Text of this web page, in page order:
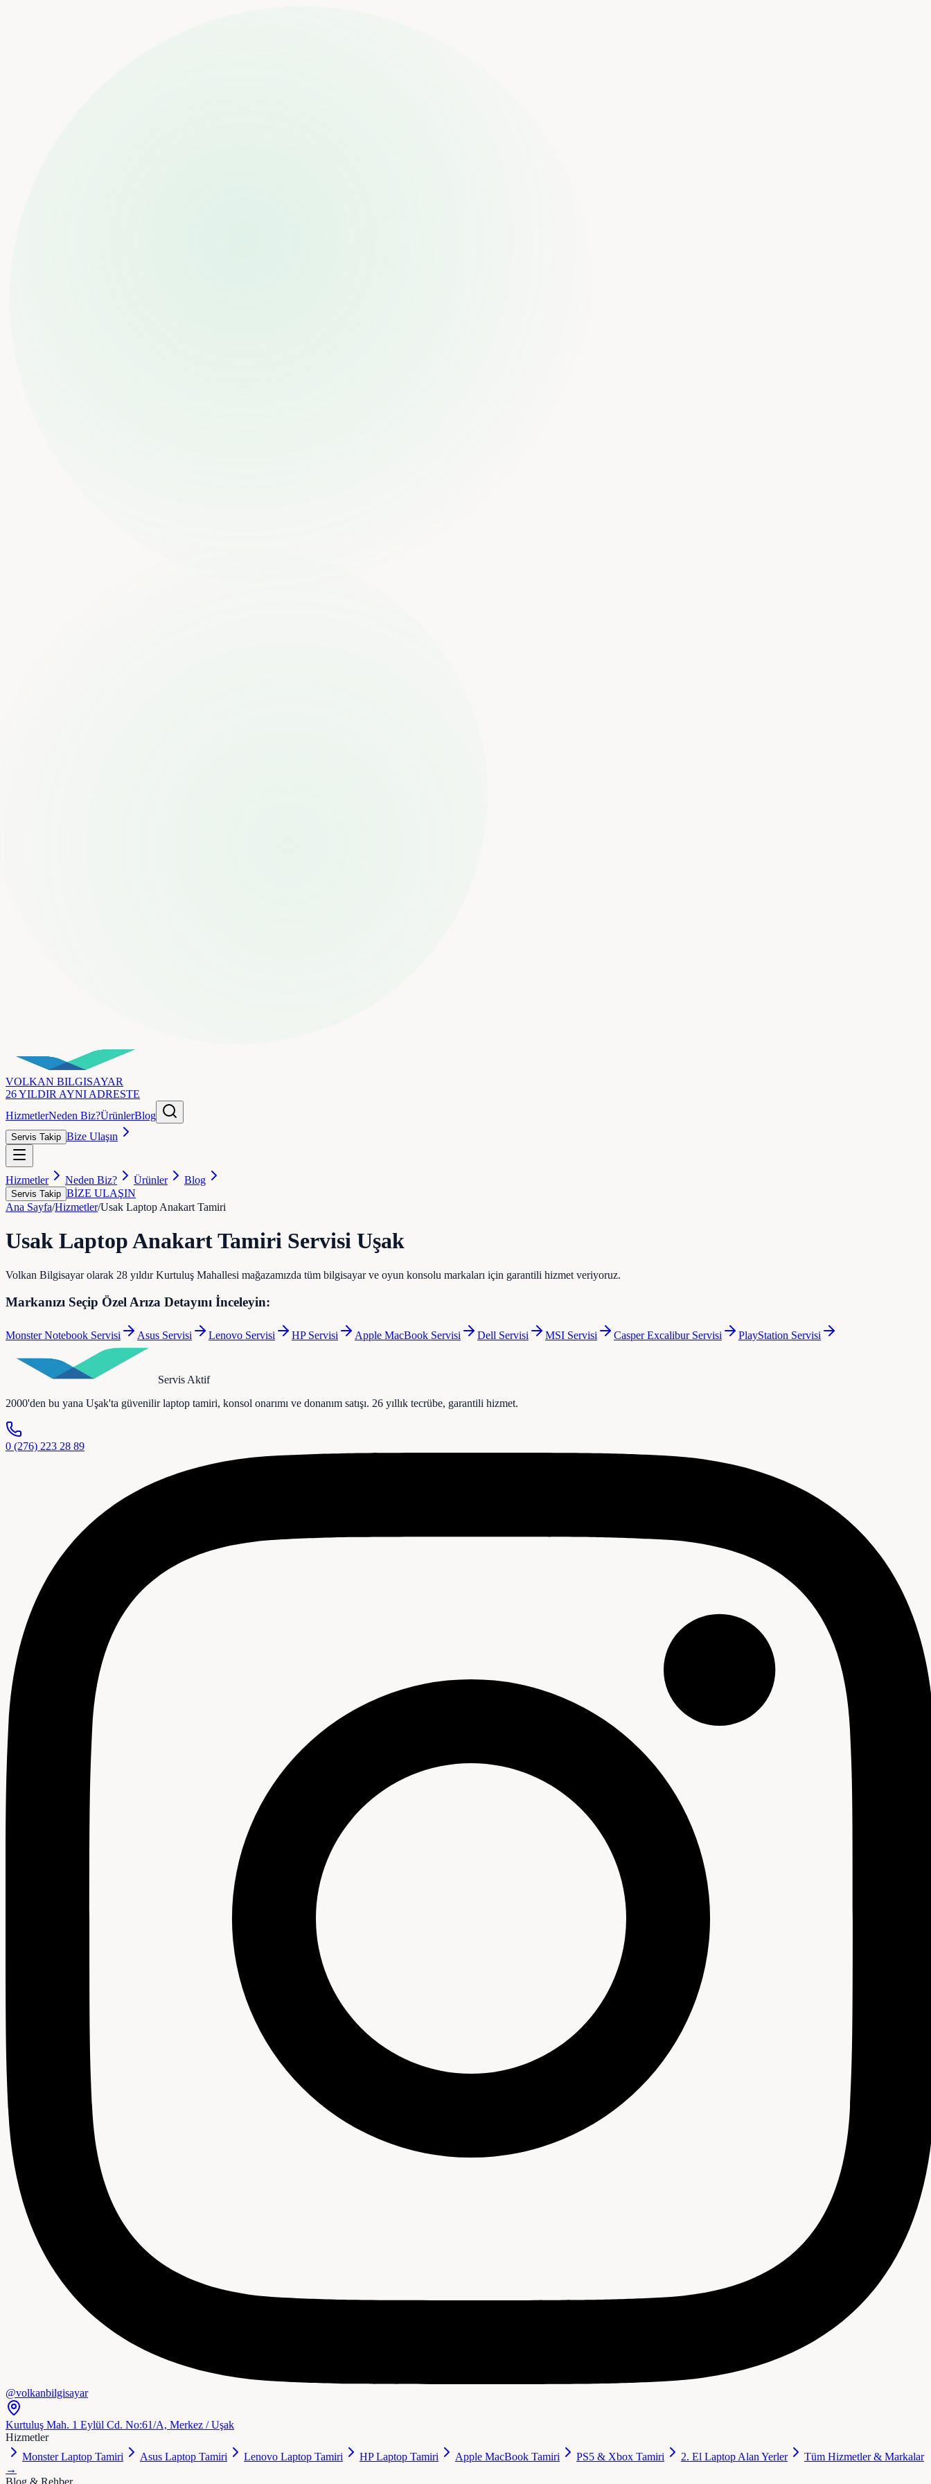
VOLKAN BILGISAYAR
26 YILDIR AYNI ADRESTE
HizmetlerNeden Biz?ÜrünlerBlog
Servis Takip Bize Ulaşın
Hizmetler Neden Biz? Ürünler Blog
Servis Takip BİZE ULAŞIN
Ana Sayfa/Hizmetler/Usak Laptop Anakart Tamiri
Usak Laptop Anakart Tamiri Servisi Uşak
Volkan Bilgisayar olarak 28 yıldır Kurtuluş Mahallesi mağazamızda tüm bilgisayar ve oyun konsolu markaları için garantili hizmet veriyoruz.
Markanızı Seçip Özel Arıza Detayını İnceleyin:
Monster Notebook Servisi Asus Servisi Lenovo Servisi HPServisi Apple MacBook Servisi Dell Servisi MSI Servisi Casper ExcaliburServisi PlayStation Servisi
Servis Aktif
2000'den bu yana Uşak'ta güvenilir laptop tamiri, konsol onarımı ve donanım satışı. 26 yıllık tecrübe, garantili hizmet.
0 (276) 223 28 89
@volkanbilgisayar
Kurtuluş Mah. 1 Eylül Cd. No:61/A, Merkez / Uşak
Hizmetler
Monster Laptop Tamiri
Asus Laptop Tamiri Lenovo Laptop Tamiri HP Laptop Tamiri Apple MacBook Tamiri PS5 & Xbox Tamiri 2. El Laptop Alan Yerler
Tüm Hizmetler & Markalar
→